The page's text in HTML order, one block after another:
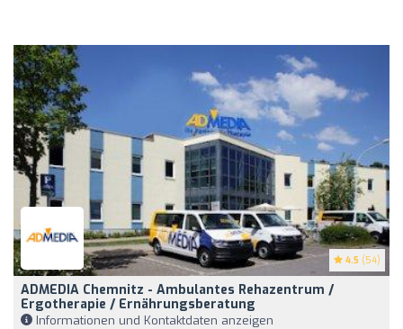
4.5 (54)
ADMEDIA Chemnitz - Ambulantes Rehazentrum /
Ergotherapie / Ernährungsberatung
Informationen und Kontaktdaten anzeigen